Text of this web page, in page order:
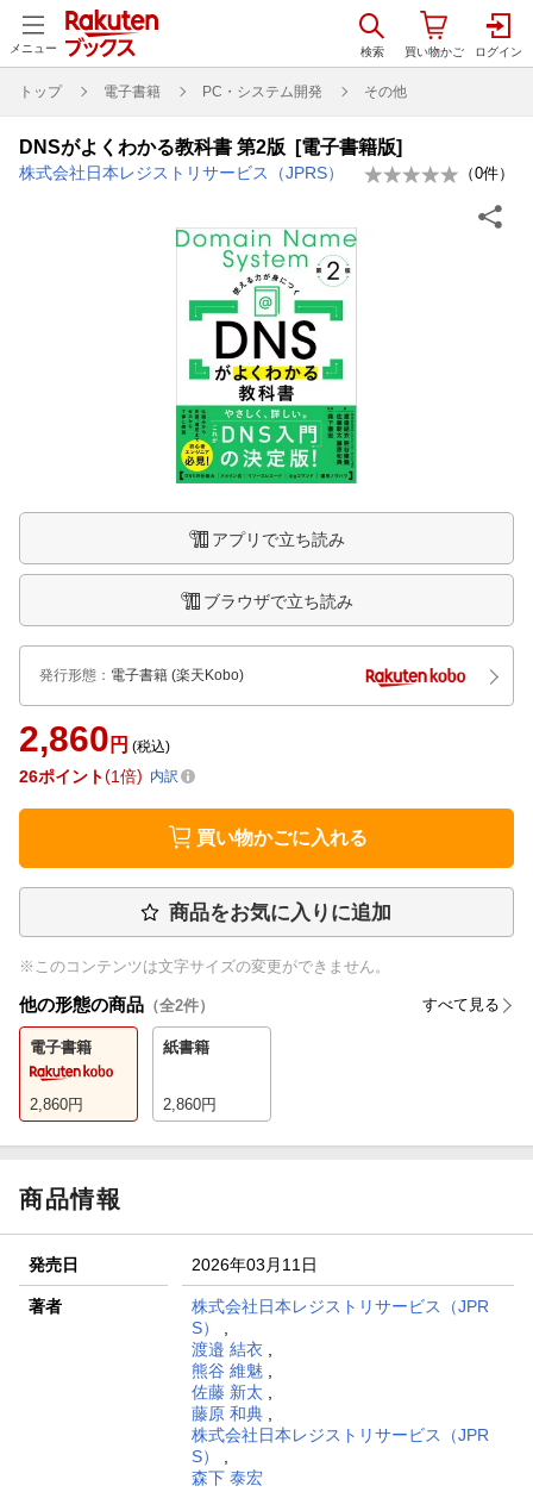
メニュー
トップ 電子書籍 PC・システム開発 その他
DNSがよくわかる教科書 第2版 [電子書籍版]
株式会社日本レジストリサービス（JPRS） （0件）
アプリで立ち読み
ブラウザで立ち読み
発行形態 ： 電子書籍 (楽天Kobo)
2,860 円 (税込)
26ポイント 1倍 内訳
買い物かごに入れる
商品をお気に入りに追加
※このコンテンツは文字サイズの変更ができません。
他の形態の商品 （全2件） すべて見る
電子書籍
2,860円
紙書籍
2,860円
商品情報
発売日 2026年03月11日
著者
株式会社日本レジストリサービス（JPR
S）
渡邉 結衣,
熊谷 維魅,
佐藤 新太
藤原 和典,
株式会社日本レジストリサービス（JPR
S）
森下 泰宏